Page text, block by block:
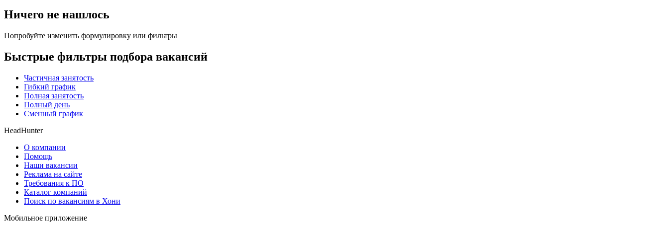
Ничего не нашлось
Попробуйте изменить формулировку или фильтры
Быстрые фильтры подбора вакансий
Частичная занятость
Гибкий график
Полная занятость
Полный день
Сменный график
HeadHunter
О компании
Помощь
Наши вакансии
Реклама на сайте
Требования к ПО
Каталог компаний
Поиск по вакансиям в Хони
Мобильное приложение